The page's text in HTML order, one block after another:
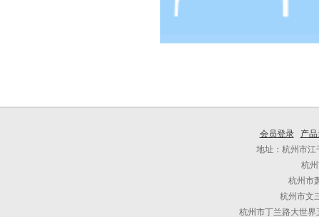
会员登录
产
地址：杭州市江
杭
杭州市
杭州市文
杭州市丁兰路大世界